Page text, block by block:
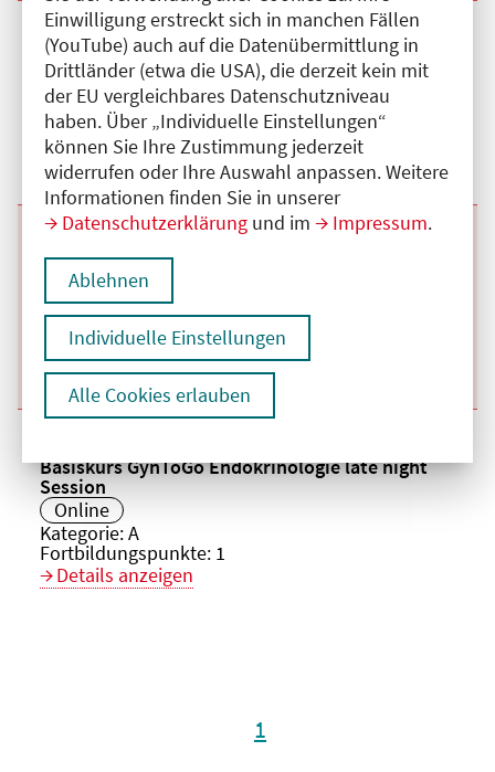
Einwilligung erstreckt sich in manchen Fällen
(YouTube) auch auf die Datenübermittlung in
Drittländer (etwa die USA), die derzeit kein mit
der EU vergleichbares Datenschutzniveau
haben. Über „Individuelle Einstellungen“
können Sie Ihre Zustimmung jederzeit
widerrufen oder Ihre Auswahl anpassen. Weitere
Informationen finden Sie in unserer
Datenschutzerklärung und im Impressum.
Ablehnen
Individuelle Einstellungen
Alle Cookies erlauben
Beginn:
07.10.2026 Ende und Anfangszeit:
-07.10.2026,20:00 Uhr
Veranstaltungstitel:
Basiskurs GynToGo Endokrinologie late night
Session
Veranstaltungsort:
Online
Kategorie:A
Fortbildungspunkte:1
Details anzeigen
Ende und Anfangszeit:
,20:00 Uhr
Veranstaltungstitel:
Basiskurs GynToGo Endokrinologie late night
Session
Veranstaltungsort:
Online
Kategorie:A
Fortbildungspunkte:1
Details anzeigen
Veranstaltungstitel:
Basiskurs GynToGo Endokrinologie late night
Session
Veranstaltungsort:
Online
Kategorie:A
Fortbildungspunkte: 1
Details anzeigen
1